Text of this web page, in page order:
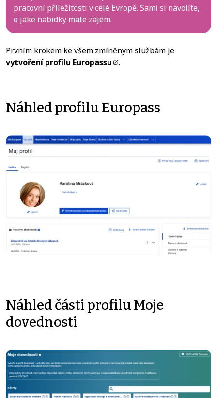
pracovní příležitosti v celé Evropě. Sami si navolíte,
o jaké nabídky máte zájem.
Prvním krokem ke všem zmíněným službám je
vytvoření profilu Europassu
.
Náhled profilu Europass
Náhled části profilu Moje
dovednosti